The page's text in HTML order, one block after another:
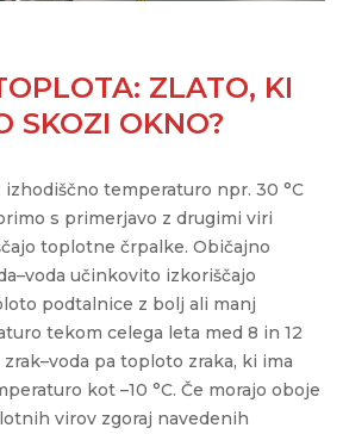
ZLATO, KI
SKOZI OKNO?
izhodiščno temperaturo npr. 30 °C
s primerjavo z drugimi viri
toplotne črpalke. Običajno
učinkovito izkoriščajo
podtalnice z bolj ali manj
tekom celega leta med 8 in 12
pa toploto zraka, ki ima
kot –10 °C. Če morajo oboje
virov zgoraj navedenih